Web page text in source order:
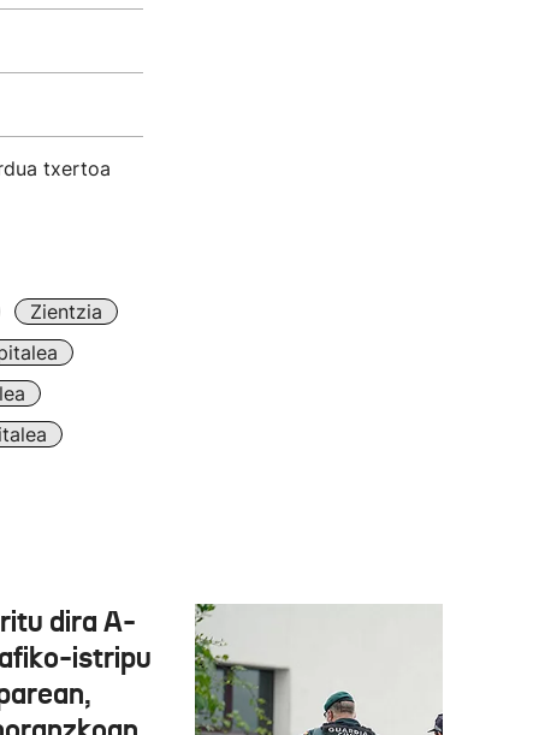
txertoa
Zientzia
dira A-
istripu